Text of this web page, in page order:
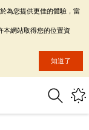
為您提供更佳的體驗，當
本網站取得您的位置資
知道了